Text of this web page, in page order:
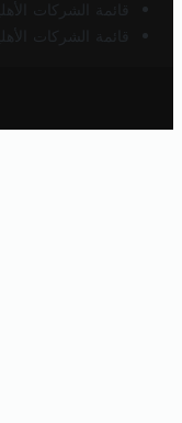
قائمة الشركات
قائمة الشركات